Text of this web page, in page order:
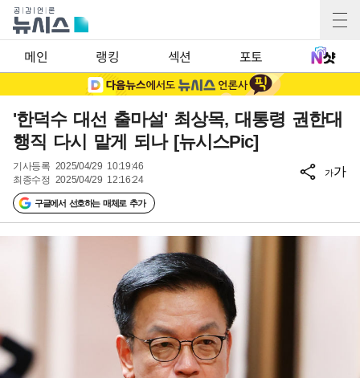
메인 랭킹 섹션 포토
'한덕수 대선 출마설' 최상목, 대통령 권한대
행직 다시 맡게 되나 [뉴시스Pic]
기사등록 2025/04/29 10:19:46
최종수정 2025/04/29 12:16:24
구글에서 선호하는 매체로 추가
가가